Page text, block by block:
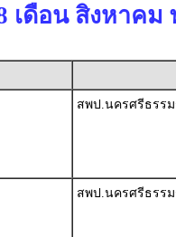
เดือน สิงหาคม
สพป.นครศรีธรรม
สพป.นครศรีธรรม